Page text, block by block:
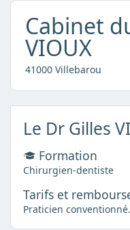
Cabinet
VIOUX
41000 Villebarou
Le Dr Gilles
Formation
Chirurgien-dentiste
Tarifs et
Praticien